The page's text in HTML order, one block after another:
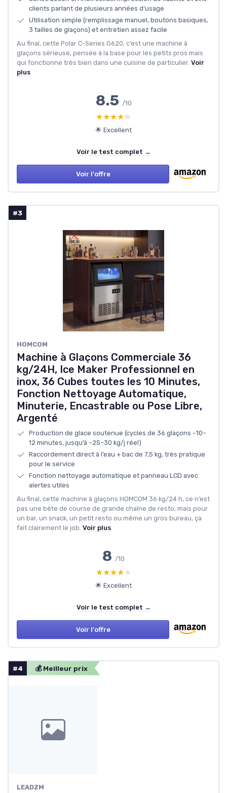
clients parlant de plusieurs années d’usage
Utilisation simple (remplissage manuel, boutons basiques,
3 tailles de glaçons) et entretien assez facile
Au final, cette Polar C-Series G620, c’est une machine à
glaçons sérieuse, pensée à la base pour les petits pros mais
qui fonctionne très bien dans une cuisine de particulier. Voir
plus
8.5 /10
★★★★★
★★★★★
🌟 Excellent
Voir le test complet →
Voir l'offre
#3
HOMCOM
Machine à Glaçons Commerciale 36
kg/24H, Ice Maker Professionnel en
inox, 36 Cubes toutes les 10 Minutes,
Fonction Nettoyage Automatique,
Minuterie, Encastrable ou Pose Libre,
Argenté
Production de glace soutenue (cycles de 36 glaçons ~10–
12 minutes, jusqu’à ~25–30 kg/j réel)
Raccordement direct à l’eau + bac de 7,5 kg, très pratique
pour le service
Fonction nettoyage automatique et panneau LCD avec
alertes utiles
Au final, cette machine à glaçons HOMCOM 36 kg/24 h, ce n’est
pas une bête de course de grande chaîne de resto, mais pour
un bar, un snack, un petit resto ou même un gros bureau, ça
fait clairement le job. Voir plus
8 /10
★★★★★
★★★★★
🌟 Excellent
Voir le test complet →
Voir l'offre
#4 💰 Meilleur prix
LEADZM